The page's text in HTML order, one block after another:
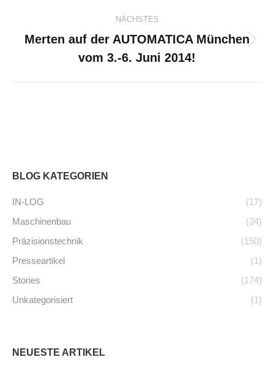
NÄCHSTES
Beitrag:
Merten auf der AUTOMATICA München
vom 3.-6. Juni 2014!
BLOG KATEGORIEN
IN-LOG
(17)
Maschinenbau
(34)
Präzisionstechnik
(150)
Presseartikel
(1)
Stories
(174)
Unkategorisiert
(1)
NEUESTE ARTIKEL